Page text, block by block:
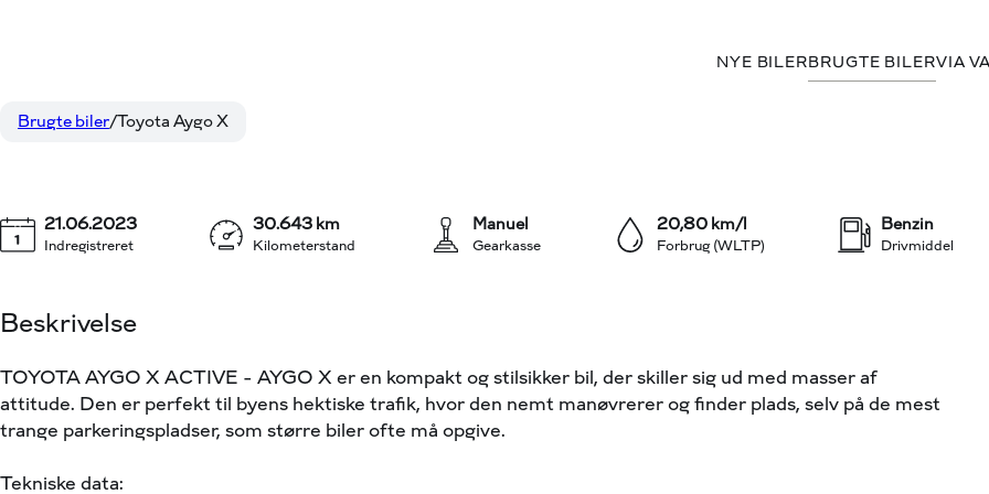
NYE BILER BRUGTE BILERVIA
1,0 VVT-I Active 72HK 5d
Brugte biler Toyota Aygo X
Indregistreret
21.06.2023
Kilometerstand
30.643 km
Gearkasse
Manuel
Forbrug (WLTP)
20,80 km/l
Drivmiddel
Benzin
Beskrivelse
TOYOTA AYGO X ACTIVE - AYGO X er en kompakt og stilsikker bil, der skiller sig ud med masser af
attitude. Den er perfekt til byens hektiske trafik, hvor den nemt manøvrerer og finder plads, selv på de mest
trange parkeringspladser, som større biler ofte må opgive.
Tekniske data: